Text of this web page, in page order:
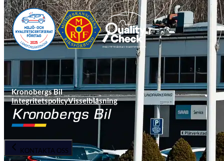
Kronobergs Bil
IntegritetspolicyVisselblåsning
KONTAKTA OSS